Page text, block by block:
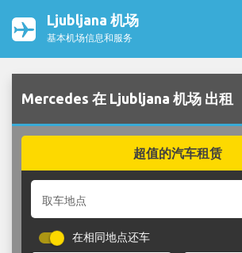
Ljubljana 机场
基本机场信息和服务
Mercedes 在 Ljubljana 机场 出租
超值的汽车租赁
取车地点
在相同地点还车